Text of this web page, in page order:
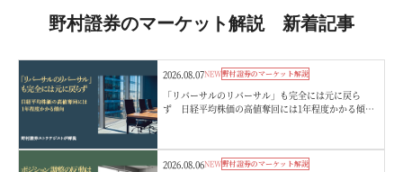
野村證券のマーケット解説 新着記事
2026.08.07NEW野村證券のマーケット解説
「リバーサルのリバーサル」も完全には元に戻ら
ず 日経平均株価の高値奪回には1年程度かかる傾
2026.08.06NEW野村證券のマーケット解説